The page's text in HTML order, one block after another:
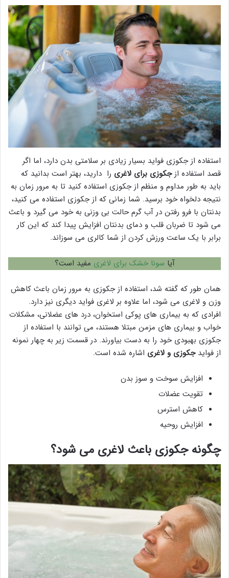
استفاده از جکوزی فواید بسیار زیادی بر سلامتی بدن دارد، اما اگر
قصد استفاده ازجکوزی برای لاغری را دارید، بهتر است بدانید که
باید به طور مداوم و منظم از جکوزی استفاده کنید تا به مرور زمان به
نتیجه دلخواه خود برسید. شما زمانی که از جکوزی استفاده می کنید،
بدنتان با فرو رفتن در آب گرم حالت بی وزنی به خود می گیرد و باعث
می شود تا ضربان قلب و دمای بدنتان افزایش پیدا کند که این کار
برابر با یک ساعت ورزش کردن از شما کالری می سوزاند.
آیا سونا خشک برای لاغری مفید است؟
همان طور که گفته شد، استفاده از جکوزی به مرور زمان باعث کاهش
وزن و لاغری می شود، اما علاوه بر لاغری فواید دیگری نیز دارد.
افرادی که به بیماری های پوکی استخوان، درد های عضلانی، مشکلات
خواب و بیماری های مزمن مبتلا هستند، می توانند با استفاده از
جکوزی بهبودی خود را به دست بیاورند. در قسمت زیر به چهار نمونه
از فوایدجکوزی و لاغری اشاره شده است.
افزایش سوخت و سوز بدن
تقویت عضلات
کاهش استرس
افزایش روحیه
چگونه جکوزی باعث لاغری می شود؟